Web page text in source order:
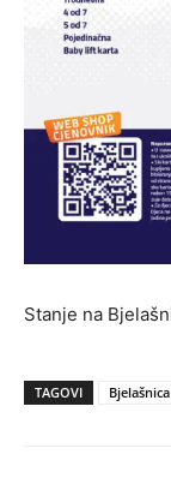
Stanje na
TAGOVI Bjelašnica